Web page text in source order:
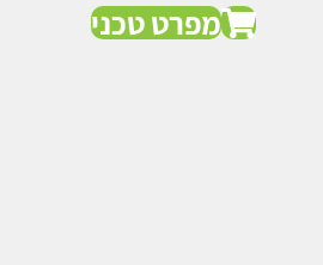
מפרט טכני